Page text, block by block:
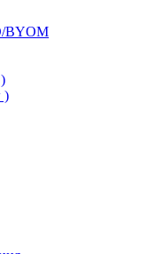
BYOM
)